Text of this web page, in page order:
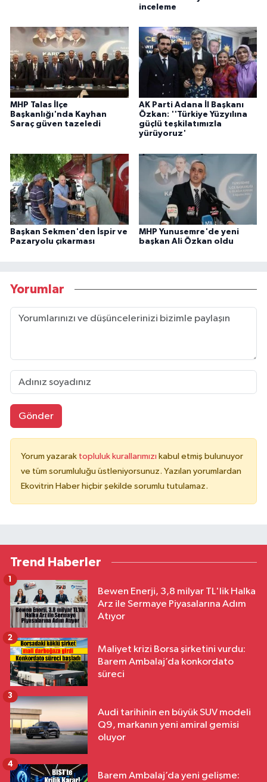
inceleme
MHP Talas İlçe
Başkanlığı'nda Kayhan
Saraç güven tazeledi
AK Parti Adana İl Başkanı
Özkan: ''Türkiye Yüzyılına
güçlü teşkilatımızla
yürüyoruz'
Başkan Sekmen'den İspir ve
Pazaryolu çıkarması
MHP Yunusemre'de yeni
başkan Ali Özkan oldu
Yorumlar
Gönder
Yorum yazarak topluluk kurallarımızı kabul etmiş bulunuyor
ve tüm sorumluluğu üstleniyorsunuz. Yazılan yorumlardan
Ekovitrin Haber hiçbir şekilde sorumlu tutulamaz.
Trend Haberler
Bewen Enerji, 3,8 milyar TL'lik Halka
Arz ile Sermaye Piyasalarına Adım
Atıyor
1
Maliyet krizi Borsa şirketini vurdu:
Barem Ambalaj’da konkordato
süreci
2
Audi tarihinin en büyük SUV modeli
Q9, markanın yeni amiral gemisi
oluyor
3
Barem Ambalaj’da yeni gelişme:
4